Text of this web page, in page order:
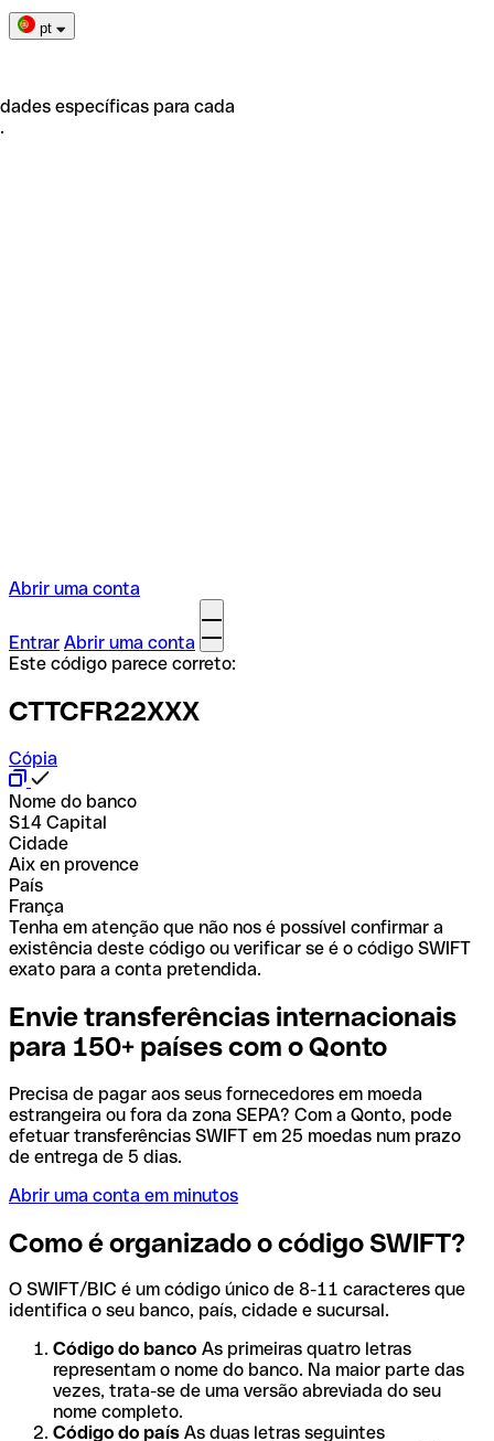
pt
específicas para cada
Abrir uma conta
Entrar Abrir uma conta
Este código parece correto:
CTTCFR22XXX
Cópia
Nome do banco
S14 Capital
Cidade
Aix en provence
País
França
Tenha em atenção que não nos é possível confirmar a
existência deste código ou verificar se é o código SWIFT
exato para a conta pretendida.
Envie transferências internacionais
para 150+ países com o Qonto
Precisa de pagar aos seus fornecedores em moeda
estrangeira ou fora da zona SEPA? Com a Qonto, pode
efetuar transferências SWIFT em 25 moedas num prazo
de entrega de 5 dias.
Abrir uma conta em minutos
Como é organizado o código SWIFT?
O SWIFT/BIC é um código único de 8-11 caracteres que
identifica o seu banco, país, cidade e sucursal.
Código do banco As primeiras quatro letras
representam o nome do banco. Na maior parte das
vezes, trata-se de uma versão abreviada do seu
nome completo.
Código do país As duas letras seguintes